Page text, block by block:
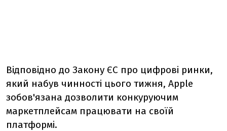
Відповідно до Закону ЄС про цифрові ринки,
який набув чинності цього тижня, Apple
зобов'язана дозволити конкуруючим
маркетплейсам працювати на своїй
платформі.